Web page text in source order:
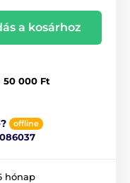
a kosárhoz
50 000 Ft
offline
hónap